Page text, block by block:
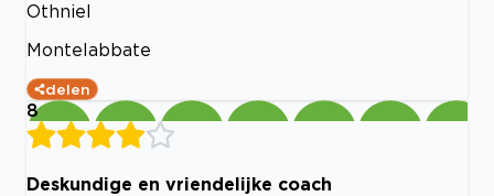
Othniel
Montelabbate
delen
8
Deskundige en vriendelijke coach